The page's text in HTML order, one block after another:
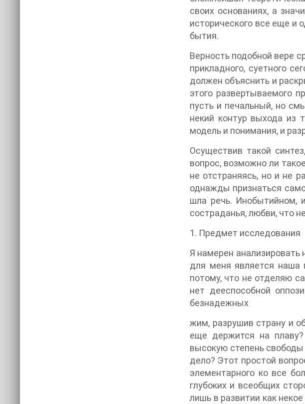
своих основаниях, а
исторического все еще и
бытия.
Верность подобной вере
прикладного, суетного
должен объяснить и
этого развертываемого
пусть и печальный, но
некий контур выхода из
модель и понимания, и
Осуществив такой
вопрос, возможно ли
не отстраняясь, но и не
однажды признаться
шла речь. Инобытийном,
состраданья, любви, что
1. Предмет исследования
Я намерен
для меня является наша
потому, что не отделяю
нет дееспособной
безнадежных
жим, разрушив страну и
еще держится на
высокую степень
дело? Этот простой
элементарного ко все
глубоких и всеобщих
лишь в развитии как